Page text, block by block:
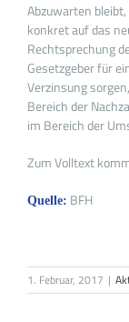
Abzuwarten
konkret auf das
Rechtsprechung
Gesetzgeber für
Verzinsung
Bereich der
im Bereich der
Zum Volltext
Quelle: BFH
1. Februar, 2017 |